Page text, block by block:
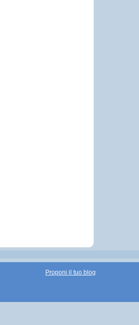
Proponi il tuo blog